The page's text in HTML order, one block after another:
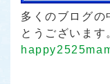
多くのブログ
とうございます